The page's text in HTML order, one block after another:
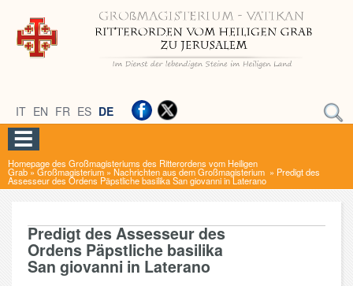
IT EN FR ES DE
Homepage des Großmagisteriums des Ritterordens vom Heiligen
Grab » Großmagisterium» Nachrichten aus dem Großmagisterium » Predigt des
Assesseur des Ordens Päpstliche basilika San giovanni in Laterano
Predigt des Assesseur des
Ordens Päpstliche basilika
San giovanni in Laterano